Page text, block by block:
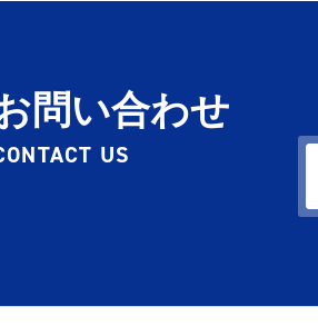
問い合わせ
US